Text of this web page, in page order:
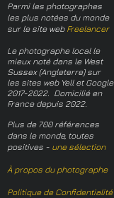
Parmi les photographes
les plus notées du monde
sur le site web Freelancer
Le photographe local le
mieux noté dans le West
Sussex (Angleterre) sur
les sites web Yell et Google
2017-2022. Domicilié en
France depuis 2022.
Plus de 700 références
dans le monde, toutes
positives - une sélection
À propos du photographe
Politique de Confidentialité